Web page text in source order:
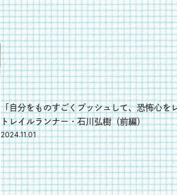
「自分をものすごくプッシュして、恐怖心を
トレイルランナー・石川弘樹（前編）
2024.11.01